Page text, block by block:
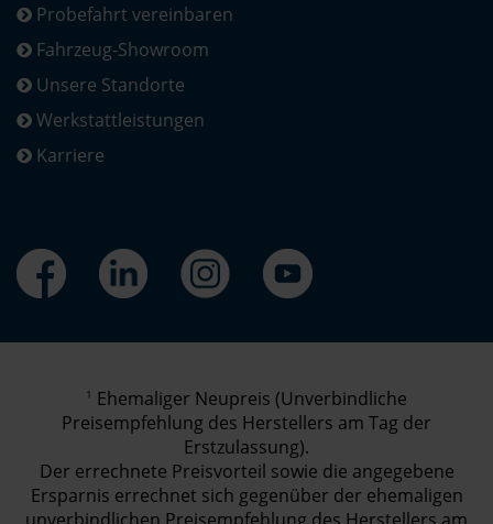
Probefahrt vereinbaren
Fahrzeug-Showroom
Unsere Standorte
Werkstattleistungen
Karriere
1 Ehemaliger Neupreis (Unverbindliche
Preisempfehlung des Herstellers am Tag der
Erstzulassung).
Der errechnete Preisvorteil sowie die angegebene
Ersparnis errechnet sich gegenüber der ehemaligen
unverbindlichen Preisempfehlung des Herstellers am